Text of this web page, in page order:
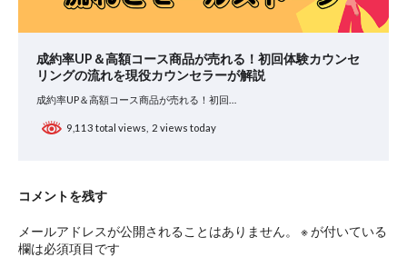
成約率UP＆高額コース商品が売れる！初回体験カウンセ
リングの流れを現役カウンセラーが解説
成約率UP＆高額コース商品が売れる！初回…
9,113 total views, 2 views today
コメントを残す
メールアドレスが公開されることはありません。 ※が付いている
欄は必須項目です